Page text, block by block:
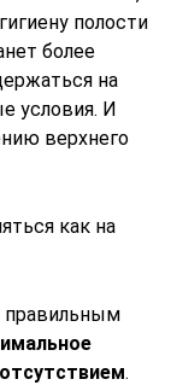
полости
более
на
условия. И
верхнего
как на
правильным
.